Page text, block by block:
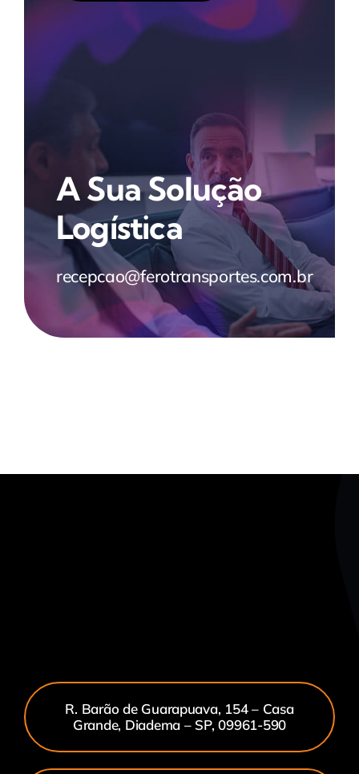
A Sua Solução
Logística
recepcao@ferotransportes.com.br
R. Barão de Guarapuava, 154 – Casa
Grande, Diadema – SP, 09961-590